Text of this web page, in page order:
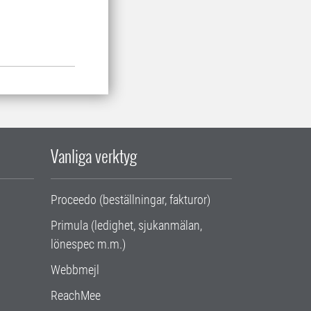
Vanliga verktyg
Proceedo (beställningar, fakturor)
Primula (ledighet, sjukanmälan,
lönespec m.m.)
Webbmejl
ReachMee